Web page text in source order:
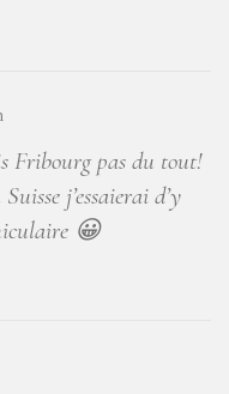
Fribourg pas du tout!
j’essaierai d’y
😀